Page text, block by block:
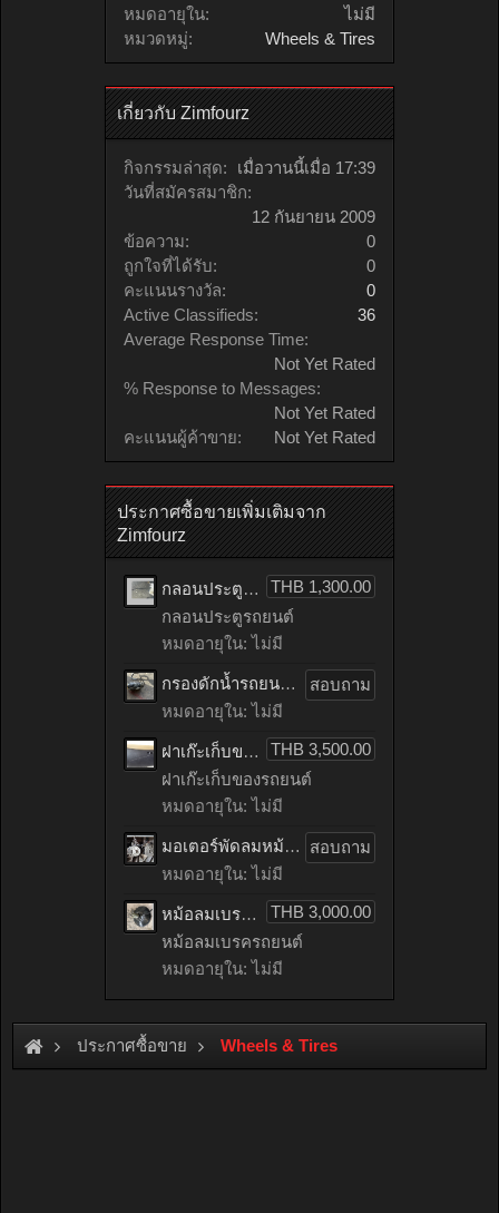
หมดอายุใน:
ไม่มี
หมวดหมู่:
Wheels & Tires
เกี่ยวกับ Zimfourz
กิจกรรมล่าสุด:
เมื่อวานนี้เมื่อ 17:39
วันที่สมัครสมาชิก:
12 กันยายน 2009
ข้อความ:
0
ถูกใจที่ได้รับ:
0
คะแนนรางวัล:
0
Active Classifieds:
36
Average Response Time:
Not Yet Rated
% Response to Messages:
Not Yet Rated
คะแนนผู้ค้าขาย:
Not Yet Rated
ประกาศซื้อขายเพิ่มเติมจาก
Zimfourz
THB 1,300.00
กลอนประตูรถยนต์ HONDA accord เก่าญี่ปุ่น
กลอนประตูรถยนต์
หมดอายุใน: ไม่มี
สอบถาม
กรองดักน้ำรถยนต์ toyota TIGER เก่าญี่ปุ่น
หมดอายุใน: ไม่มี
THB 3,500.00
ฝาเก๊ะเก็บของรถยนต์ benz C200 CGI เก่าญี่ปุ่น
ฝาเก๊ะเก็บของรถยนต์
หมดอายุใน: ไม่มี
สอบถาม
มอเตอร์พัดลมหม้อน้ำรถยนต์ HONDA ACCORD เก่าญี่ปุ่น
หมดอายุใน: ไม่มี
THB 3,000.00
หม้อลมเบรครถยนต์ mitsubishi LANCER EX เก่าญี่ปุ่น
หม้อลมเบรครถยนต์
หมดอายุใน: ไม่มี
ประกาศซื้อขาย Wheels & Tires